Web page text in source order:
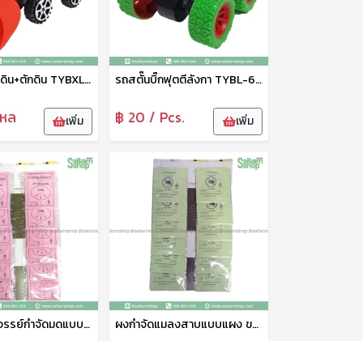
รถกระบะขนดิน+ตักดิน TYBXL-31006ABC
ล เพิ่ม
รถสตั๊นบิ๊กฟุตตีลังกา TYBL-666-1
฿ 20 / Pcs. เพิ่ม
น้ำตาลมหัศจรรย์กำจัดมดแบบแผง ขนาด 20กรัม SP ผงกำจัดแมลงสาบแบบแผง ขนาด 20กรัม SP